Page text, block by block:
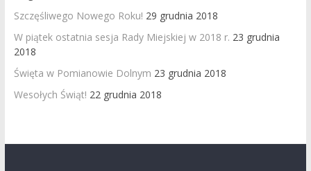
Szczęśliwego Nowego Roku! 29 grudnia 2018
W piątek ostatnia sesja Rady Miejskiej w 2018 r. 23 grudnia
2018
Święta w Pomianowie Dolnym 23 grudnia 2018
Wesołych Świąt! 22 grudnia 2018